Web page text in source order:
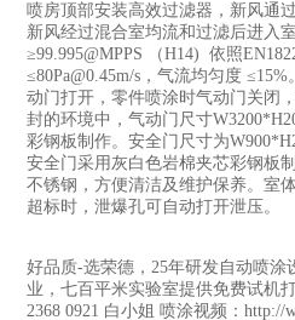
喷房顶部安装高效过滤器，新风通
新风经过混合室均流和过滤后进入
≥99.995@MPPS （H14) 依照
≤80Pa@0.45m/s，气流均匀度
动门打开，零件喷涂时气动门关闭
封的环境中，气动门尺寸
彩钢板制作。安全门尺寸为
安全门采用灰白色岩棉夹芯彩钢板
不锈钢，方便清洁及维护保养。室
超标时，泄爆孔可自动打开泄压。
好品质-选荣德，25年研发自动喷涂
业，七百平米实验室提供免费试机
2368 0921 白小姐 喷涂视频：http://